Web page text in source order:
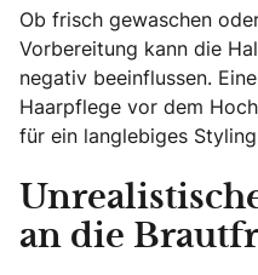
Ob frisch gewaschen
Vorbereitung kann die
negativ beeinflussen.
Haarpflege vor dem
für ein langlebiges
an die